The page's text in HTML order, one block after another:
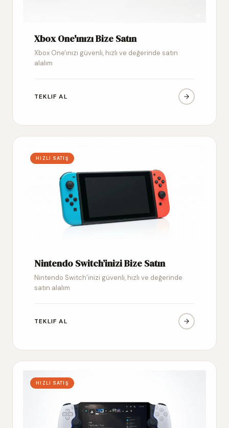
Xbox One'ınızı Bize Satın
Xbox One'ınızı güvenli, hızlı ve değerinde satın
alalım
TEKLIF AL
HIZLI SATIŞ
Nintendo Switch’inizi Bize Satın
Nintendo Switch’inizi güvenli, hızlı ve değerinde
satın alalım
TEKLIF AL
HIZLI SATIŞ